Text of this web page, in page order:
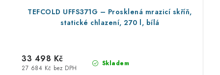
TEFCOLD UFFS371G – Prosklená mrazicí skříň,
statické chlazení, 270 l, bílá
Skladem
27 684 Kč bez DPH
33 498 Kč